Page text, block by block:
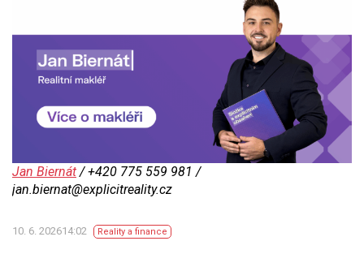
Jan Biernát/ +420 775 559 981 /
jan.biernat@explicitreality.cz
10. 6. 202614:02 Reality a finance